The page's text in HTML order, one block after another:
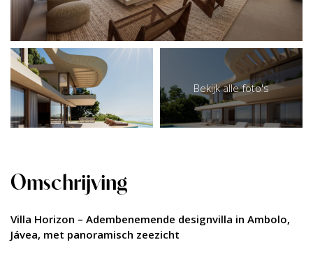
Bekijk alle foto's
Omschrijving
Villa Horizon – Adembenemende designvilla in Ambolo,
Jávea, met panoramisch zeezicht